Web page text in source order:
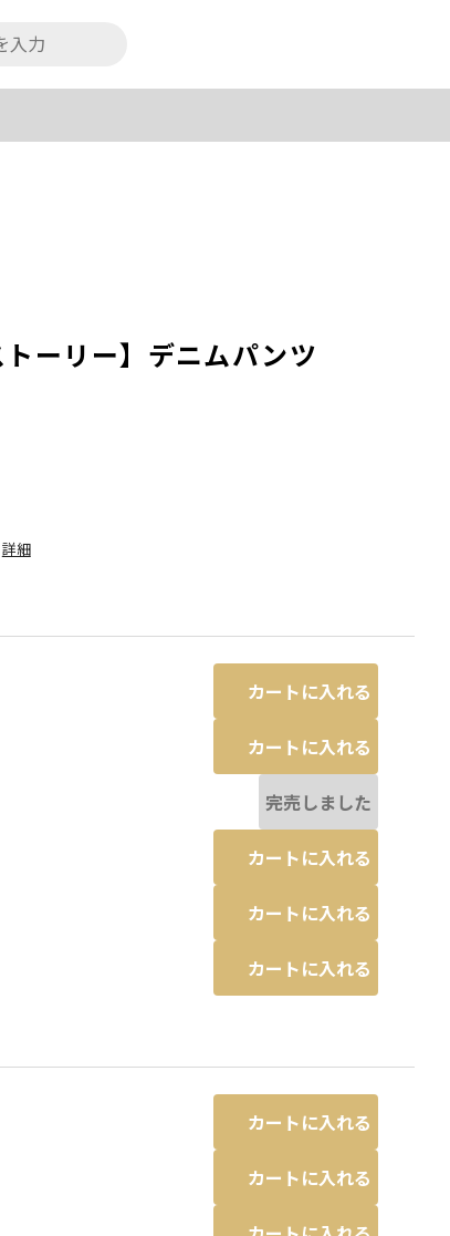
ミックス
詳細
トーリー】デニムパンツ
カートに入れる
カートに入れる
完売しました
カートに入れる
カートに入れる
カートに入れる
カートに入れる
カートに入れる